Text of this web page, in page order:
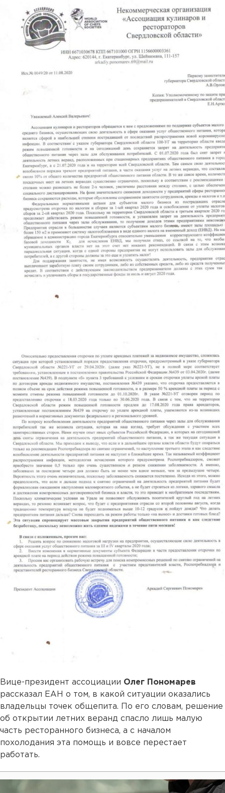
Вице-президент ассоциации Олег Пономарев
рассказал ЕАН о том, в какой ситуации оказались
владельцы точек общепита. По его словам, решение
об открытии летних веранд спасло лишь малую
часть ресторанного бизнеса, а с началом
похолодания эта помощь и вовсе перестает
работать.